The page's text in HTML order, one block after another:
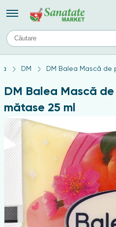
Назад
TIPURI DE TEN
Produse
Ten
Produse
DM DM Balea Mască de
DM Balea Mască
mătase 25 ml